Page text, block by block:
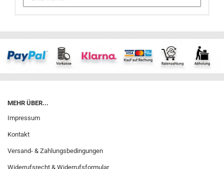
MEHR ÜBER...
Impressum
Kontakt
Versand- & Zahlungsbedingungen
Widerrufsrecht & Widerrufsformular